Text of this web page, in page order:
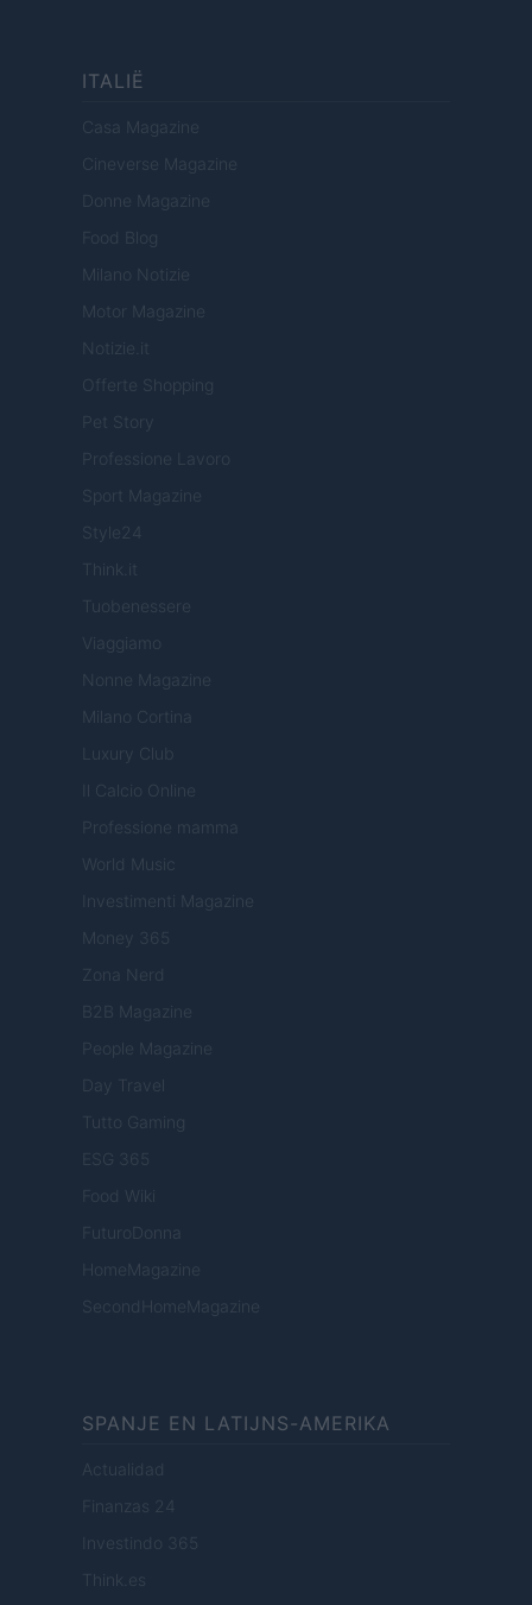
ITALIË
Casa Magazine
Cineverse Magazine
Donne Magazine
Food Blog
Milano Notizie
Motor Magazine
Notizie.it
Offerte Shopping
Pet Story
Professione Lavoro
Sport Magazine
Style24
Think.it
Tuobenessere
Viaggiamo
Nonne Magazine
Milano Cortina
Luxury Club
Il Calcio Online
Professione mamma
World Music
Investimenti Magazine
Money 365
Zona Nerd
B2B Magazine
People Magazine
Day Travel
Tutto Gaming
ESG 365
Food Wiki
FuturoDonna
HomeMagazine
SecondHomeMagazine
SPANJE EN LATIJNS-AMERIKA
Actualidad
Finanzas 24
Investindo 365
Think.es